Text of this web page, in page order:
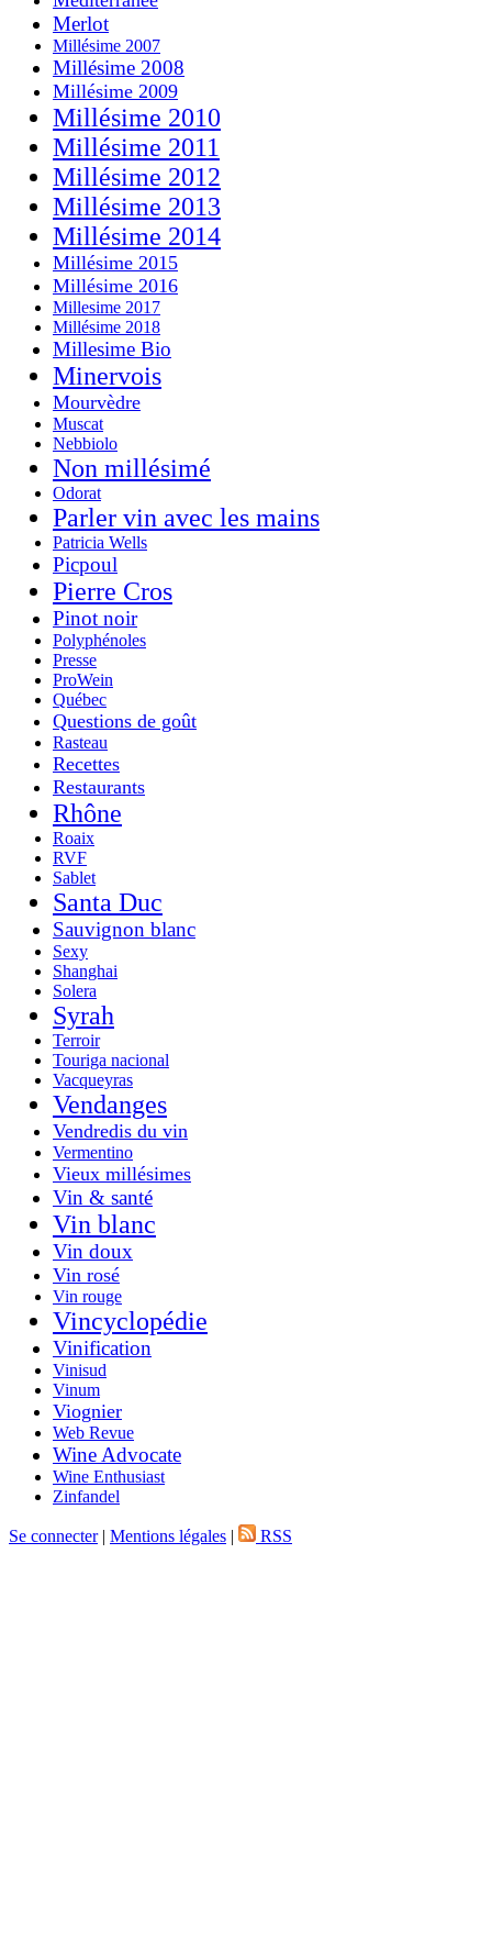
Merlot
Millésime 2007
Millésime 2008
Millésime 2009
Millésime 2010
Millésime 2011
Millésime 2012
Millésime 2013
Millésime 2014
Millésime 2015
Millésime 2016
Millesime 2017
Millésime 2018
Millesime Bio
Minervois
Mourvèdre
Muscat
Nebbiolo
Non millésimé
Odorat
Parler vin avec les mains
Patricia Wells
Picpoul
Pierre Cros
Pinot noir
Polyphénoles
Presse
ProWein
Québec
Questions de goût
Rasteau
Recettes
Restaurants
Rhône
Roaix
RVF
Sablet
Santa Duc
Sauvignon blanc
Sexy
Shanghai
Solera
Syrah
Terroir
Touriga nacional
Vacqueyras
Vendanges
Vendredis du vin
Vermentino
Vieux millésimes
Vin & santé
Vin blanc
Vin doux
Vin rosé
Vin rouge
Vincyclopédie
Vinification
Vinisud
Vinum
Viognier
Web Revue
Wine Advocate
Wine Enthusiast
Zinfandel
Se connecter| Mentions légales | RSS